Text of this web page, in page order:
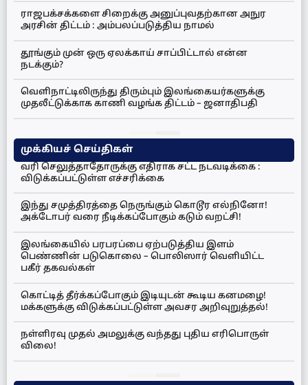
ராஜபக்சக்களை சிறைக்கு அனுப்புவதற்கான அநுர
அரசின் திட்டம் : அம்பலப்படுத்திய நாமல்
தூங்கும் முன் ஒரு ஏலக்காய் சாப்பிட்டால் என்ன
நடக்கும்?
வெளிநாட்டிலிருந்து திரும்பும் இலங்கையர்களுக்கு
முதலீட்டுக்காக காணி வழங்க திட்டம் – ஜனாதிபதி
முக்கியச் செய்திகள்
வரி செலுத்தாதோருக்கு எதிராக சட்ட நடவடிக்கை :
விடுக்கப்பட்டுள்ள எச்சரிக்கை
இந்து சமுத்திரத்தை நெருங்கும் கொடூர எல்நினோ!
அக்டோபர் வரை நீடிக்கப்போகும் கடும் வறட்சி!
இலங்கையில் பரபரப்பை ஏற்படுத்திய இளம்
பெண்ணின் படுகொலை – பொலிஸார் வெளியிட்ட
பகீர் தகவல்கள்
கொட்டித் தீர்க்கப்போகும் இடியுடன் கூடிய கனமழை!
மக்களுக்கு விடுக்கப்பட்டுள்ள அவசர அறிவுறுத்தல்!
நள்ளிரவு முதல் அமலுக்கு வந்தது புதிய எரிபொருள்
விலை!